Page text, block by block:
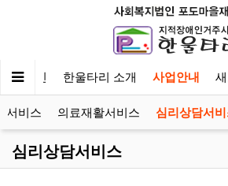
메인 한울타리 소개 사업안내
서비스 의료재활서비스 심리상담서
심리상담서비스